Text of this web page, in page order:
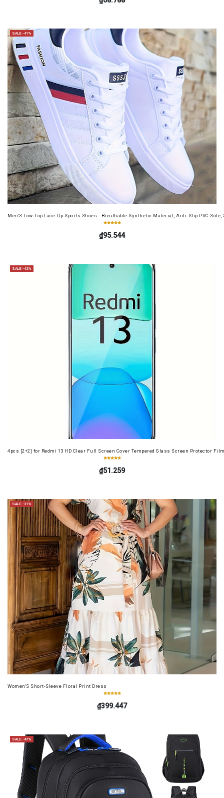
SALE -41%
Men'S Low-Top Lace-Up Sports Shoes - Breathable Synthetic Material, Anti-Slip PVC
₫95.544
SALE -42%
4pcs [2+2] for Redmi 13 HD Clear Full Screen Cover Tempered Glass Screen Protector
₫51.259
SALE -31%
Women'S Short-Sleeve Floral Print Dress
₫399.447
SALE -47%